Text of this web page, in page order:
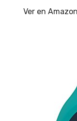
Ver en Amazon